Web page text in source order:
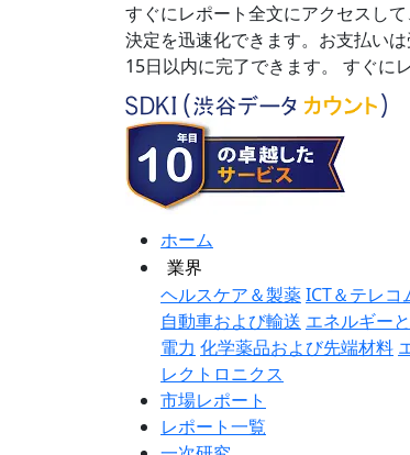
すぐにレポート全文にアクセスし
決定を迅速化できます。お支払い
15日以内に完了できます。
すぐに
ホーム
業界
ヘルスケア＆製薬ICT＆テレコ
自動車および輸送 エネルギーと
電力 化学薬品および先端材料
レクトロニクス
市場レポート
レポート一覧